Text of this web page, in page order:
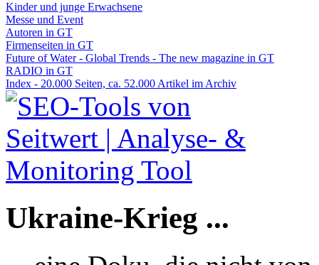
Kinder und junge Erwachsene
Messe und Event
Autoren in GT
Firmenseiten in GT
Future of Water - Global Trends - The new magazine in GT
RADIO in GT
Index - 20.000 Seiten, ca. 52.000 Artikel im Archiv
Ukraine-Krieg ...